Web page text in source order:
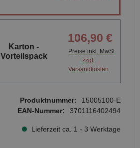
Produktnummer:
15005100-E
EAN-Nummer:
3701116402494
Lieferzeit ca. 1 - 3 Werktage
Karton -
Vorteilspack
106,90 €
Preise inkl. MwSt
zzgl.
Versandkosten